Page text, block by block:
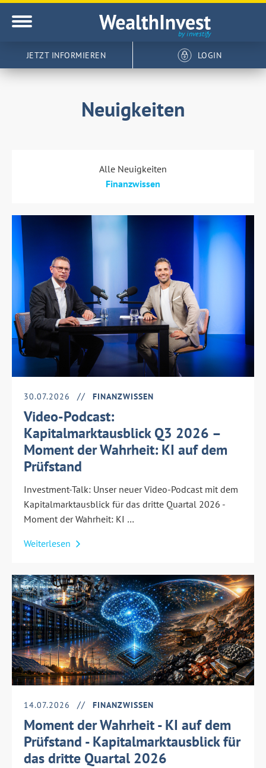
JETZT INFORMIEREN LOGIN
Neuigkeiten
Alle Neuigkeiten
Finanzwissen
30.07.2026 FINANZWISSEN
Video-Podcast:
Kapitalmarktausblick Q3 2026 –
Moment der Wahrheit: KI auf dem
Prüfstand
Investment-Talk: Unser neuer Video-Podcast mit dem
Kapitalmarktausblick für das dritte Quartal 2026 -
Moment der Wahrheit: KI …
Weiterlesen
14.07.2026 FINANZWISSEN
Moment der Wahrheit - KI auf dem
Prüfstand - Kapitalmarktausblick für
das dritte Quartal 2026